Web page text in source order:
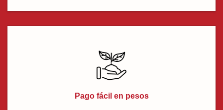
Pago fácil en pesos